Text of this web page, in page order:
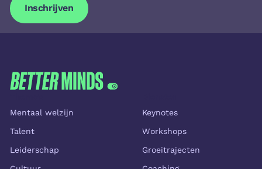
Inschrijven
Inschrijven
FOOTER
Mentaal welzijn
Talent
Leiderschap
Keynotes
Workshops
Groeitrajecten